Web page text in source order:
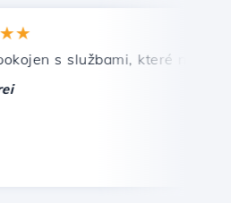
s službami, které nabízí